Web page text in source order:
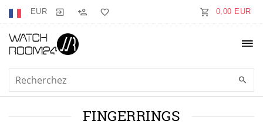
EUR 0,00 EUR
FINGERRINGS